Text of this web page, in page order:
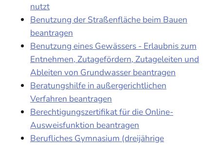
nutzt
Benutzung der Straßenfläche beim Bauen
beantragen
Benutzung eines Gewässers - Erlaubnis zum
Entnehmen, Zutagefördern, Zutageleiten und
Ableiten von Grundwasser beantragen
Beratungshilfe in außergerichtlichen
Verfahren beantragen
Berechtigungszertifikat für die Online-
Ausweisfunktion beantragen
Berufliches Gymnasium (dreijährige